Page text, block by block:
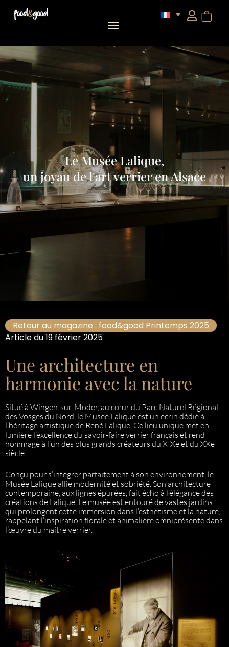
Le Musée Lalique,
un joyau de l'art verrier en Alsace
Retour au magazine : food&good Printemps 2025
Article du 19 février 2025
Une architecture en
harmonie avec la nature
Situé à Wingen-sur-Moder, au cœur du Parc Naturel Régional
des Vosges du Nord, le Musée Lalique est un écrin dédié à
l’héritage artistique de René Lalique. Ce lieu unique met en
lumière l’excellence du savoir-faire verrier français et rend
hommage à l’un des plus grands créateurs du XIXe et du XXe
siècle.
Conçu pour s’intégrer parfaitement à son environnement, le
Musée Lalique allie modernité et sobriété. Son architecture
contemporaine, aux lignes épurées, fait écho à l’élégance des
créations de Lalique. Le musée est entouré de vastes jardins
qui prolongent cette immersion dans l’esthétisme et la nature,
rappelant l’inspiration florale et animalière omniprésente dans
l’œuvre du maître verrier.